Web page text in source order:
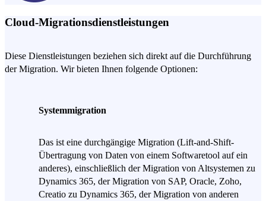
Cloud-Migrationsdienstleistungen
Diese Dienstleistungen beziehen sich direkt auf die Durchführung
der Migration. Wir bieten Ihnen folgende Optionen:
Systemmigration
Das ist eine durchgängige Migration (Lift-and-Shift-
Übertragung von Daten von einem Softwaretool auf ein
anderes), einschließlich der Migration von Altsystemen zu
Dynamics 365, der Migration von SAP, Oracle, Zoho,
Creatio zu Dynamics 365, der Migration von anderen